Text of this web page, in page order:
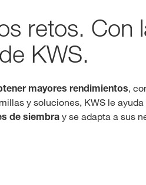
retos. Con
KWS.
mayores rendimientos,
y soluciones, KWS le
de siembra y se adapta a sus